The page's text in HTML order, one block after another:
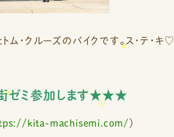
ム・クルーズのバイクです。ス・テ・キ♡
ミ参加します★★★
kita-machisemi.com/ ）